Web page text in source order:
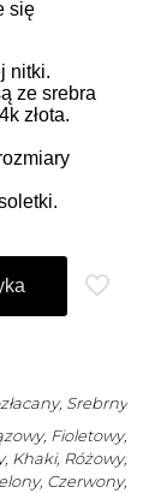
się
nitki.
ze srebra
złota.
, Srebrny
Fioletowy,
Khaki, Różowy,
Czerwony,